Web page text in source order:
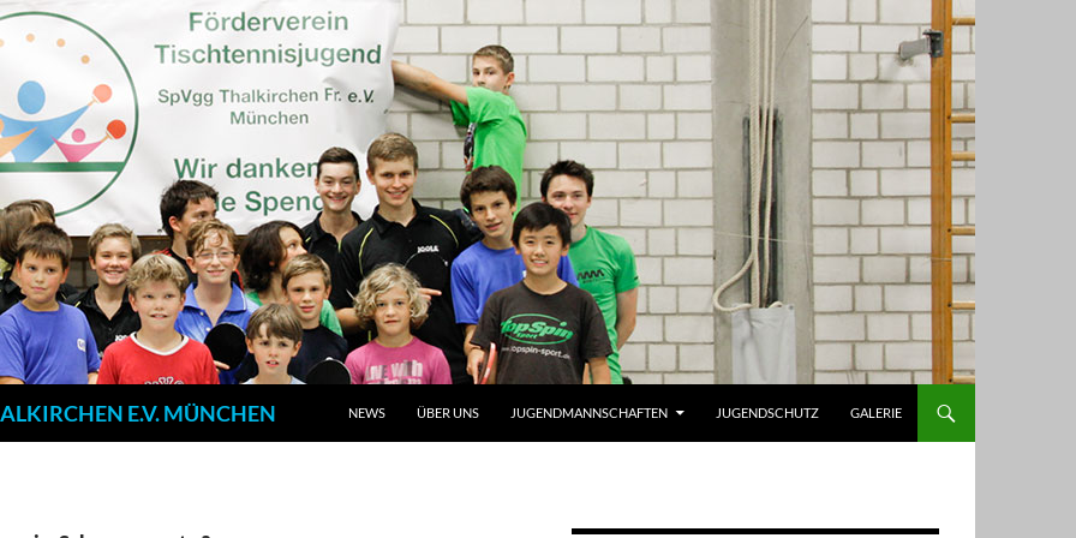
E.V. MÜNCHEN NEWS ÜBER UNS JUGENDMANNSCHAFTEN JUGENDSCHUTZ GALERIE